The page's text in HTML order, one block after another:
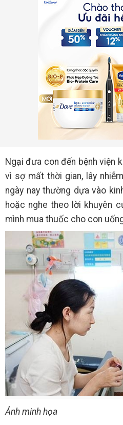
Ngại đưa con đến bệnh viện
vì sợ mất thời gian, lây
ngày nay thường dựa vào
hoặc nghe theo lời khuyên
mình mua thuốc cho con
Ảnh minh họa